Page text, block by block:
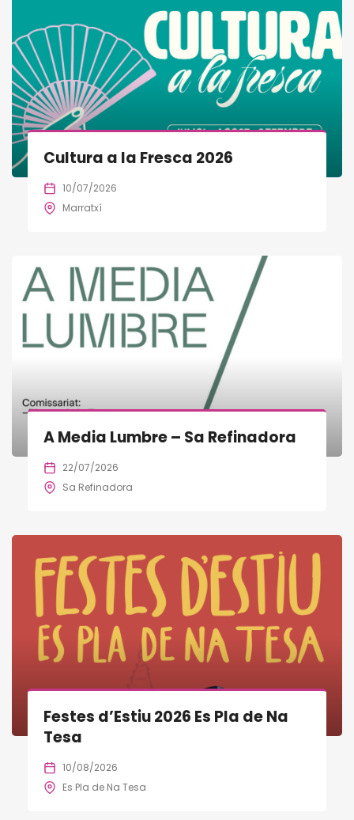
Cultura a la Fresca 2026
10/07/2026
Marratxí
A Media Lumbre – Sa Refinadora
22/07/2026
Sa Refinadora
Festes d’Estiu 2026 Es Pla de Na
Tesa
10/08/2026
Es Pla de Na Tesa